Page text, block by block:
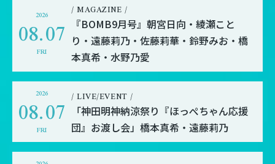
2026
08.07
FRI
/ MAGAZINE /
『BOMB9月号』朝宮日向・綾瀬こと
り・遠藤莉乃・佐藤莉華・鈴野みお・橋
本真希・水野乃愛
2026
08.07
FRI
/ LIVE/EVENT /
「神田明神納涼祭り『ほっぺちゃん応援
団』お渡し会」橋本真希・遠藤莉乃